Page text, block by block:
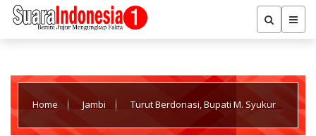
Home Jambi Turut Berdonasi, Bupati M. Syukur